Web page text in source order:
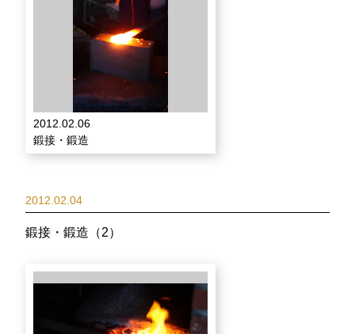
2012.02.06
鍛接・鍛造
2012.02.04
鍛接・鍛造（2）